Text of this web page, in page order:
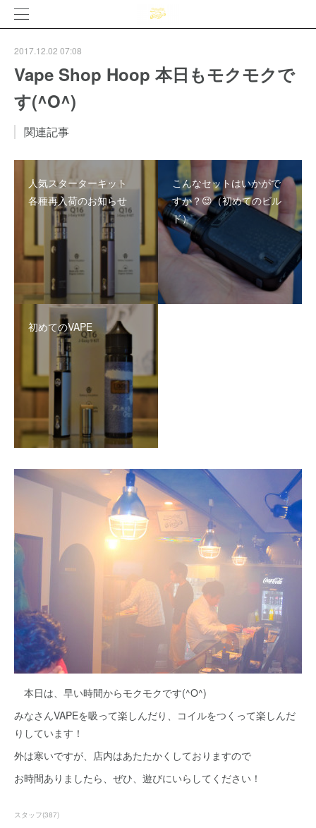
2017.12.02 07:08
Vape Shop Hoop 本日もモクモクで
す(^O^)
関連記事
人気スターターキット
各種再入荷のお知らせ
こんなセットはいかがで
すか？😉（初めてのビル
ド）
初めてのVAPE
本日は、早い時間からモクモクです(^O^)
みなさんVAPEを吸って楽しんだり、コイルをつくって楽しんだ
りしています！
外は寒いですが、店内はあたたかくしておりますので
お時間ありましたら、ぜひ、遊びにいらしてください！
スタッフ(387)